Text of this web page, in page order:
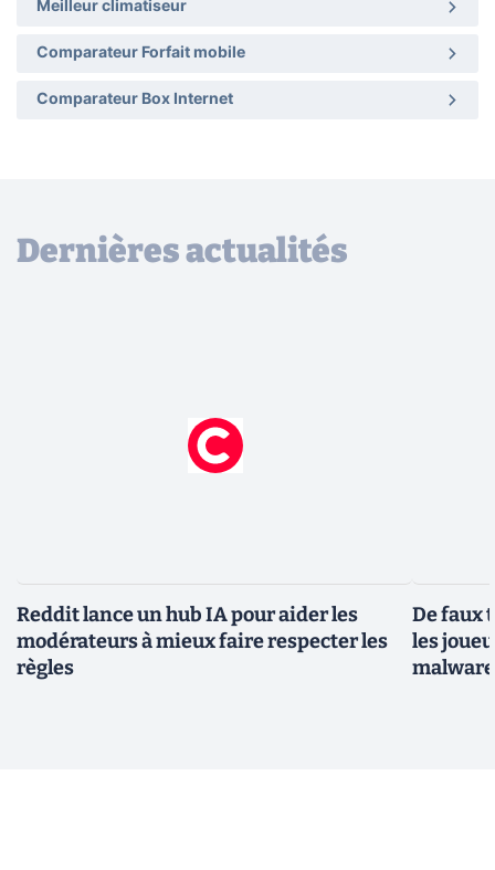
Meilleur climatiseur
Comparateur Forfait mobile
Comparateur Box Internet
Dernières actualités
Reddit lance un hub IA pour aider les
modérateurs à mieux faire respecter les
règles
De faux
les
malware